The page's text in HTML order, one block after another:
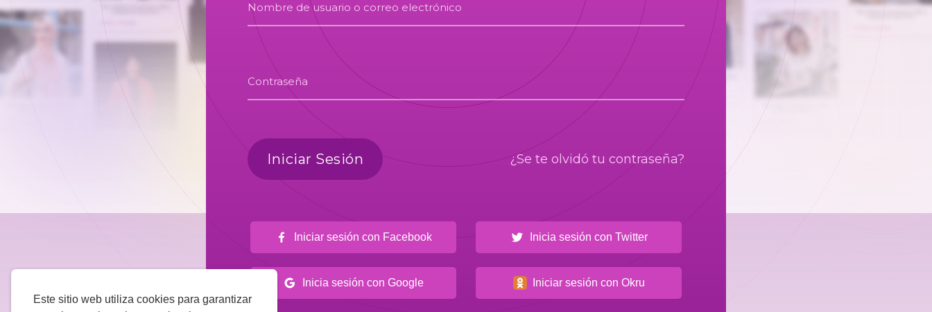
Este sitio web utiliza cookies para garantizar
Nombre de usuario o correo electrónico
Contraseña
Iniciar Sesión ¿Se te olvidó tu contraseña?
Iniciar sesión con Facebook Inicia sesión con Twitter
Inicia sesión con Google Iniciar sesión con Okru